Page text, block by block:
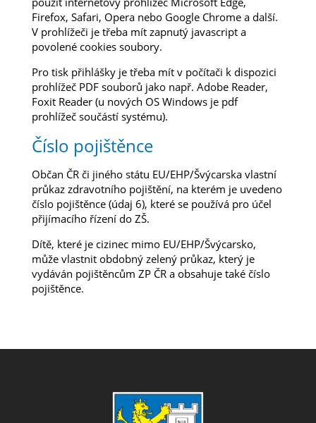
Firefox, Safari, Opera nebo Google Chrome a další.
V prohlížeči je třeba mít zapnutý javascript a
povolené cookies soubory.
Pro tisk přihlášky je třeba mít v počítači k dispozici
prohlížeč PDF souborů jako např. Adobe Reader,
Foxit Reader (u nových OS Windows je pdf
prohlížeč součástí systému).
Číslo pojištěnce
Občan ČR či jiného státu EU/EHP/Švýcarska vlastní
průkaz zdravotního pojištění, na kterém je uvedeno
číslo pojištěnce (údaj 6), které se používá pro účel
přijímacího řízení do ZŠ.
Dítě, které je cizinec mimo EU/EHP/Švýcarsko,
může vlastnit obdobný zelený průkaz, který je
vydáván pojištěncům ZP ČR a obsahuje také číslo
pojištěnce.